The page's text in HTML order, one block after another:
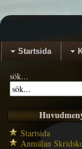
Startsida
sök...
Startsida
Anmälan